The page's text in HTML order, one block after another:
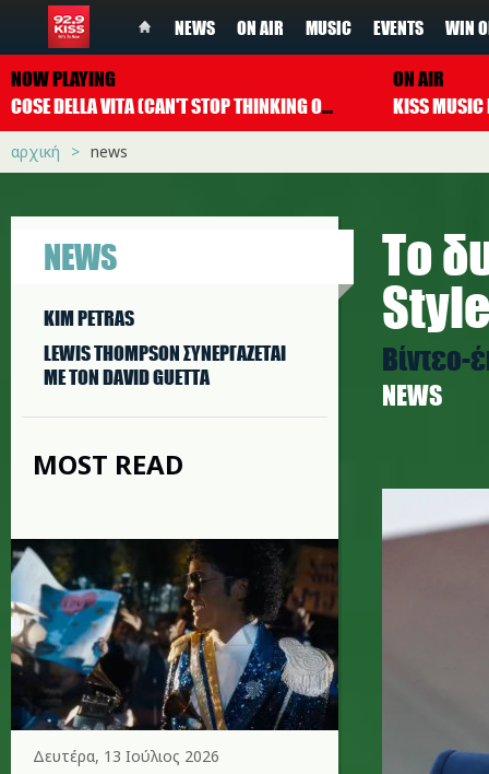
NEWS ON AIR MUSIC EVENTS WIN
NOW PLAYING
COSE DELLA VITA (CAN'T STOP THINKING OF YOU)
EROS
ON AIR
αρχική news
NEWS
KIM PETRAS
LEWIS THOMPSON ΣΥΝΕΡΓAΖΕΤΑΙ
ΜΕ ΤΟΝ DAVID GUETTA
MOST READ
Δευτέρα, 13 Ιούλιος 2026
Το
Βίντεο-
NEWS